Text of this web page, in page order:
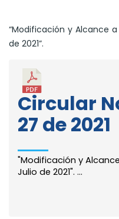
“Modificación y Alcance
de 2021”.
Circular
27 de 2021
"Modificación y
Julio de 2021". ...